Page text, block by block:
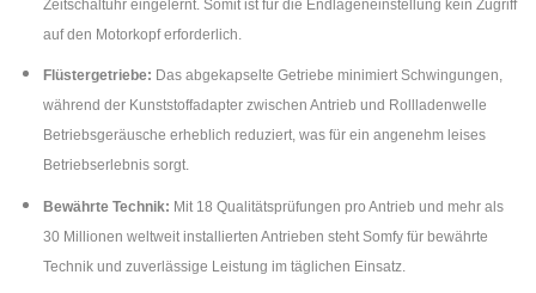
Zeitschaltuhr eingelernt. Somit ist für die Endlageneinstellung kein Zugriff
auf den Motorkopf erforderlich.
Flüstergetriebe: Das abgekapselte Getriebe minimiert Schwingungen,
während der Kunststoffadapter zwischen Antrieb und Rollladenwelle
Betriebsgeräusche erheblich reduziert, was für ein angenehm leises
Betriebserlebnis sorgt.
Bewährte Technik: Mit 18 Qualitätsprüfungen pro Antrieb und mehr als
30 Millionen weltweit installierten Antrieben steht Somfy für bewährte
Technik und zuverlässige Leistung im täglichen Einsatz.